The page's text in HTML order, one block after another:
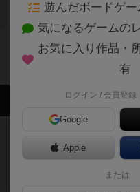
1
ディジット
会員
マス
マス
やつ
約4時間
遊んだボードゲ
気になるゲームの
お気に入り作品・
有
ログイン / 会員登録
Google
Apple
または